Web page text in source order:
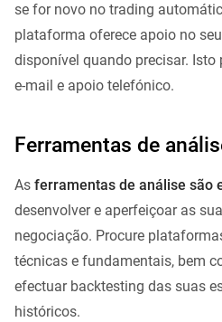
se for novo no trading
plataforma oferece apoio no
disponível quando precisar.
e-mail e apoio telefónico.
Ferramentas de
As ferramentas de análise são
desenvolver e aperfeiçoar as
negociação. Procure
técnicas e fundamentais, bem
efectuar backtesting das suas
históricos.